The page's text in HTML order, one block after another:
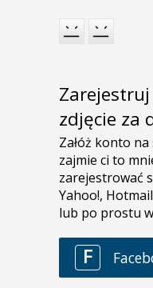
zdjęcie za